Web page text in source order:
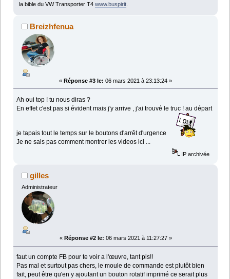
la bible du VW Transporter T4 www.buspirit.
Breizhfenua
« Réponse #3 le: 06 mars 2021 à 23:13:24 »
Ah oui top ! tu nous diras ?
En effet c'est pas si évident mais j'y arrive , j'ai trouvé le truc ! au départ
je tapais tout le temps sur le boutons d'arrêt d'urgence
Je ne sais pas comment montrer les videos ici ...
IP archivée
gilles
Administrateur
« Réponse #2 le: 06 mars 2021 à 11:27:27 »
faut un compte FB pour te voir a l'œuvre, tant pis!!
Pas mal et surtout pas chers, le moule de commande est plutôt bien
fait, peut être qu'en y ajoutant un bouton rotatif imprimé ce serait plus